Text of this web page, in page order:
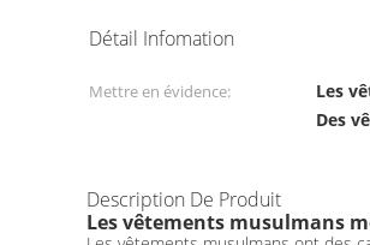
Détail Infomation
Mettre en évidence: Les
Des
Description De Produit
Les vêtements musulmans